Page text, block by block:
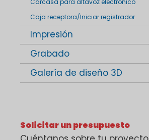
Caja receptora/Iniciar registrador
Impresión
Grabado
Galería de diseño 3D
Solicitar un presupuesto